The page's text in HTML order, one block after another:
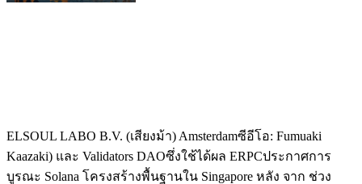
ELSOUL LABO B.V. (เสียงม้า) Amsterdamซีอีโอ: Fumuaki
Kaazaki) และ Validators DAOซึ่งใช้ได้ผล ERPCประกาศการ
บูรณะ Solana โครงสร้างพื้นฐานใน Singapore หลัง จาก ช่วง